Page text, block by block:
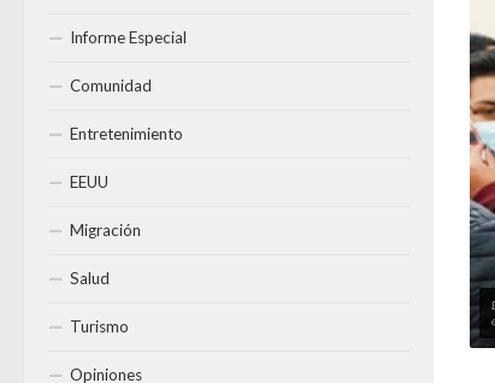
Informe Especial
Comunidad
Entretenimiento
EEUU
Migración
Salud
Turismo
Opiniones